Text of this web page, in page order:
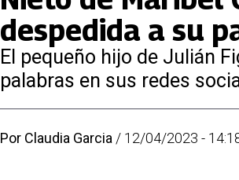
despedida a su
El pequeño hijo de Julián
palabras en sus redes
Por Claudia Garcia / 12/04/2023 -